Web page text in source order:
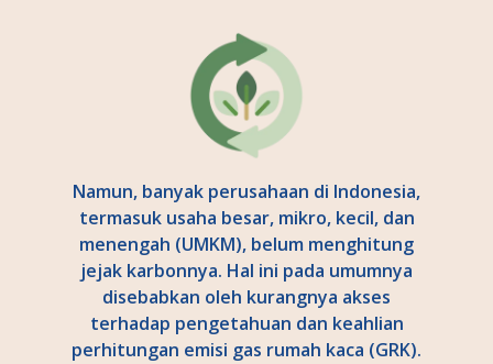
Namun, banyak perusahaan di Indonesia,
termasuk usaha besar, mikro, kecil, dan
menengah (UMKM), belum menghitung
jejak karbonnya. Hal ini pada umumnya
disebabkan oleh kurangnya akses
terhadap pengetahuan dan keahlian
perhitungan emisi gas rumah kaca (GRK).